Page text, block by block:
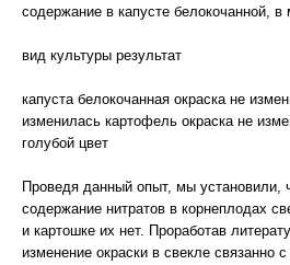
содержание в капусте белокочанной, в
вид культуры результат
капуста белокочанная окраска не
изменилась картофель окраска не
голубой цвет
Проведя данный опыт, мы установили,
содержание нитратов в корнеплодах
и картошке их нет. Проработав
изменение окраски в свекле связанно